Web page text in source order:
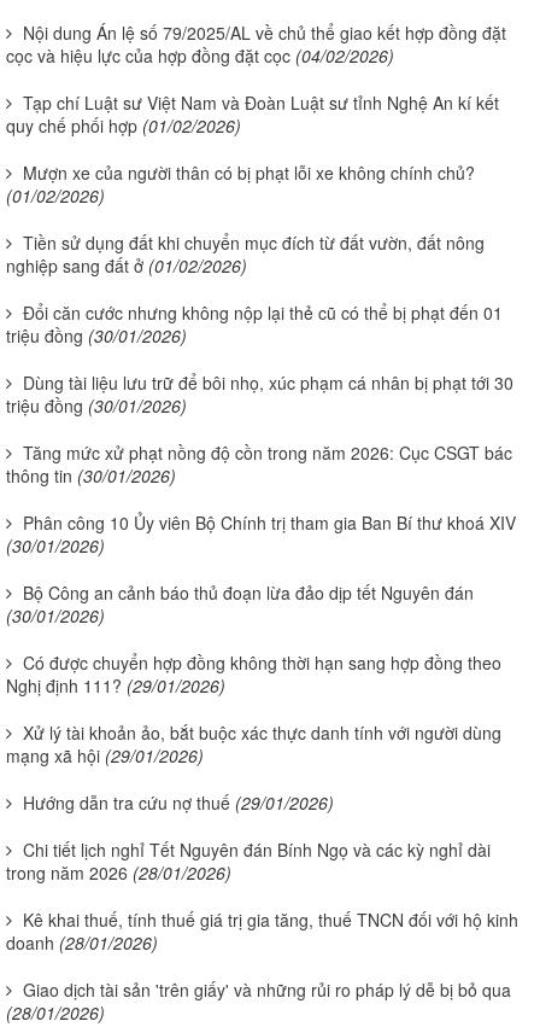
Nội dung Án lệ số 79/2025/AL về chủ thể giao kết hợp đồng đặt
cọc và hiệu lực của hợp đồng đặt cọc (04/02/2026)
Tạp chí Luật sư Việt Nam và Đoàn Luật sư tỉnh Nghệ An kí kết
quy chế phối hợp (01/02/2026)
Mượn xe của người thân có bị phạt lỗi xe không chính chủ?
(01/02/2026)
Tiền sử dụng đất khi chuyển mục đích từ đất vườn, đất nông
nghiệp sang đất ở (01/02/2026)
Đổi căn cước nhưng không nộp lại thẻ cũ có thể bị phạt đến 01
triệu đồng (30/01/2026)
Dùng tài liệu lưu trữ để bôi nhọ, xúc phạm cá nhân bị phạt tới 30
triệu đồng (30/01/2026)
Tăng mức xử phạt nồng độ cồn trong năm 2026: Cục CSGT bác
thông tin (30/01/2026)
Phân công 10 Ủy viên Bộ Chính trị tham gia Ban Bí thư khoá XIV
(30/01/2026)
Bộ Công an cảnh báo thủ đoạn lừa đảo dịp tết Nguyên đán
(30/01/2026)
Có được chuyển hợp đồng không thời hạn sang hợp đồng theo
Nghị định 111? (29/01/2026)
Xử lý tài khoản ảo, bắt buộc xác thực danh tính với người dùng
mạng xã hội (29/01/2026)
Hướng dẫn tra cứu nợ thuế (29/01/2026)
Chi tiết lịch nghỉ Tết Nguyên đán Bính Ngọ và các kỳ nghỉ dài
trong năm 2026 (28/01/2026)
Kê khai thuế, tính thuế giá trị gia tăng, thuế TNCN đối với hộ kinh
doanh (28/01/2026)
Giao dịch tài sản 'trên giấy' và những rủi ro pháp lý dễ bị bỏ qua
(28/01/2026)